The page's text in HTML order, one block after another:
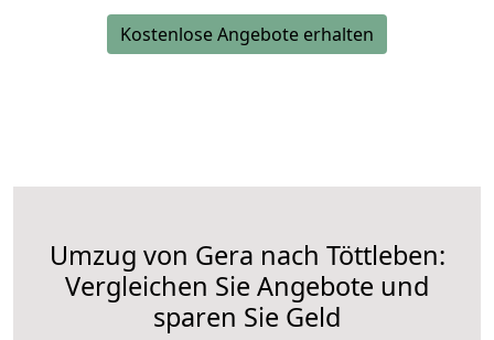
Kostenlose Angebote erhalten
Umzug von Gera nach Töttleben:
Vergleichen Sie Angebote und
sparen Sie Geld